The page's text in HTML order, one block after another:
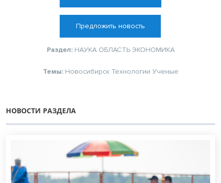
Предложить новость
Раздел: НАУКА ОБЛАСТЬ ЭКОНОМИКА
Темы: Новосибирск Технологии Ученые
НОВОСТИ РАЗДЕЛА